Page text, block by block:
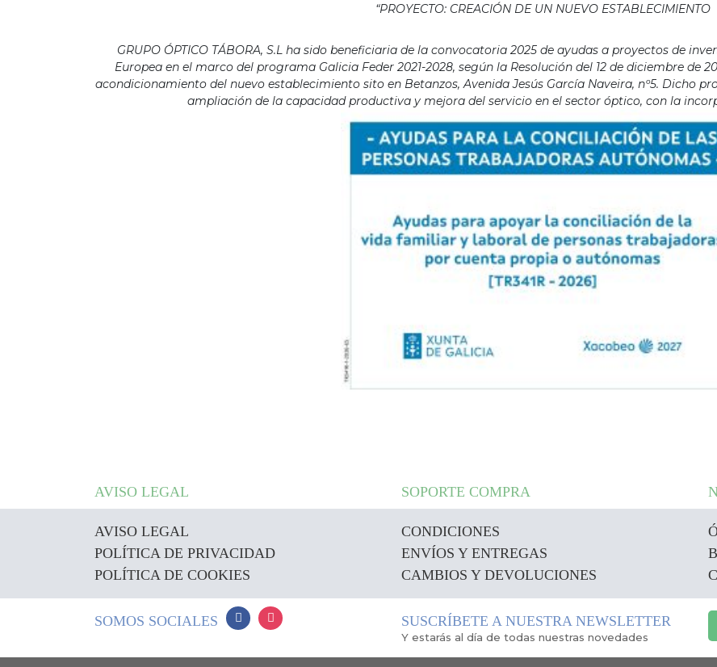
“PROYECTO: CREACIÓN DE UN NUEVO ESTABLECIMIENTO
GRUPO ÓPTICO TÁBORA, S.L ha sido beneficiaria de la convocatoria 2025 de ayudas a proyectos de
Europea en el marco del programa Galicia Feder 2021-2028, según la Resolución del 12 de diciembre de
acondicionamiento del nuevo establecimiento sito en Betanzos, Avenida Jesús García Naveira, nº5. Dicho
ampliación de la capacidad productiva y mejora del servicio en el sector óptico, con la
AVISO LEGAL SOPORTE COMPRA
AVISO LEGAL
POLÍTICA DE PRIVACIDAD
POLÍTICA DE COOKIES
CONDICIONES
ENVÍOS Y ENTREGAS
CAMBIOS Y DEVOLUCIONES
SOMOS SOCIALES SUSCRÍBETE A NUESTRA NEWSLETTER
Y estarás al día de todas nuestras novedades